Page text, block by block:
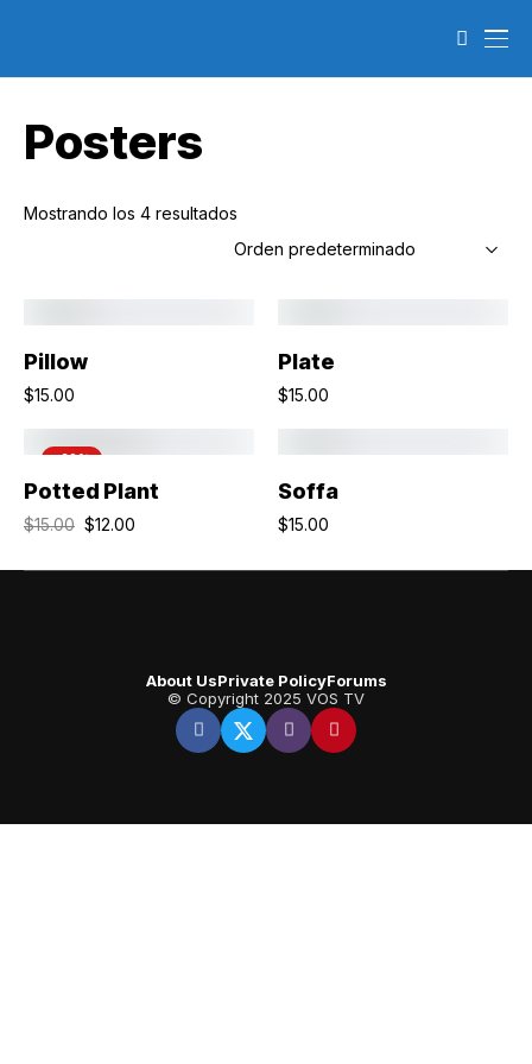
Posters
Mostrando los 4 resultados
Añadir Al Carrito
Pillow
$15.00
Añadir Al Carrito
Plate
$15.00
-20%
Añadir Al Carrito
Potted Plant
$15.00 $12.00
Añadir Al Carrito
Soffa
$15.00
About UsPrivate PolicyForums
© Copyright 2025 VOS TV